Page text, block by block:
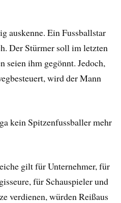
auskenne. EinFussballstar
Der Stürmer soll im letzten
ihm gegönnt. Jedoch,
wird der Mann
kein Spitzenfussballer mehr
gilt für Unternehmer, für
für Schauspieler und
verdienen, würden Reißaus